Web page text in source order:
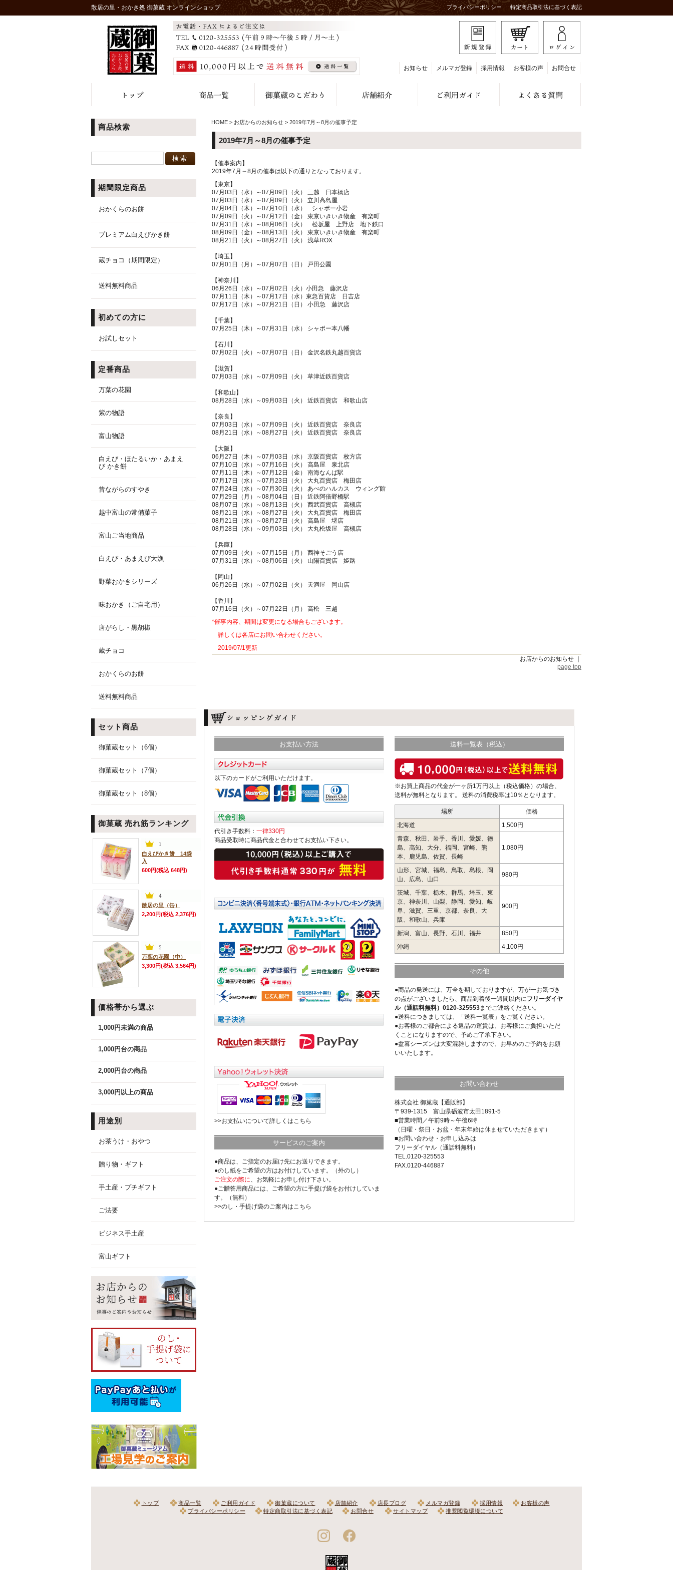
散居の里・おかき処 御菓蔵 オンラインショップ プライバシーポリシー ｜ 特定商品取引法に基づく表記
お知らせ メルマガ登録 採用情報 お客様の声 お問合せ
商品検索
期間限定商品
おかくらのお餅
プレミアム白えびかき餅
蔵チョコ（期間限定）
送料無料商品
初めての方に
お試しセット
定番商品
万葉の花園
紫の物語
富山物語
白えび・ほたるいか・あまえ
び かき餅
昔ながらのすやき
越中富山の常備菓子
富山ご当地商品
白えび・あまえび大漁
野菜おかきシリーズ
味おかき（ご自宅用）
唐がらし・黒胡椒
蔵チョコ
おかくらのお餅
送料無料商品
セット商品
御菓蔵セット（6個）
御菓蔵セット（7個）
御菓蔵セット（8個）
御菓蔵 売れ筋ランキング
白えびかき餅 14袋
入
600円(税込 648円)
散居の里（缶）
2,200円(税込 2,376円)
万葉の花園（中）
3,300円(税込 3,564円)
価格帯から選ぶ
1,000円未満の商品
1,000円台の商品
2,000円台の商品
3,000円以上の商品
用途別
お茶うけ・おやつ
贈り物・ギフト
手土産・プチギフト
ご法要
ビジネス手土産
富山ギフト
HOME > お店からのお知らせ > 2019年7月～8月の催事予定
2019年7月～8月の催事予定
【催事案内】
2019年7月～8月の催事は以下の通りとなっております。
【東京】
07月03日（水）～07月09日（火） 三越 日本橋店
07月03日（水）～07月09日（火） 立川高島屋
07月04日（木）～07月10日（水） シャポー小岩
07月09日（火）～07月12日（金） 東京いきいき物産 有楽町
07月31日（水）～08月06日（火） 松坂屋 上野店 地下鉄口
08月09日（金）～08月13日（火） 東京いきいき物産 有楽町
08月21日（火）～08月27日（火） 浅草ROX
【埼玉】
07月01日（月）～07月07日（日） 戸田公園
【神奈川】
06月26日（水）～07月02日（火）小田急 藤沢店
07月11日（木）～07月17日（水）東急百貨店 日吉店
07月17日（水）～07月21日（日） 小田急 藤沢店
【千葉】
07月25日（木）～07月31日（水） シャポー本八幡
【石川】
07月02日（火）～07月07日（日） 金沢名鉄丸越百貨店
【滋賀】
07月03日（水）～07月09日（火） 草津近鉄百貨店
【和歌山】
08月28日（水）～09月03日（火） 近鉄百貨店 和歌山店
【奈良】
07月03日（水）～07月09日（火） 近鉄百貨店 奈良店
08月21日（水）～08月27日（火） 近鉄百貨店 奈良店
【大阪】
06月27日（木）～07月03日（水） 京阪百貨店 枚方店
07月10日（水）～07月16日（火） 高島屋 泉北店
07月11日（木）～07月12日（金） 南海なんば駅
07月17日（水）～07月23日（火） 大丸百貨店 梅田店
07月24日（水）～07月30日（火） あべのハルカス ウィング館
07月29日（月）～08月04日（日） 近鉄阿倍野橋駅
08月07日（水）～08月13日（火） 西武百貨店 高槻店
08月21日（水）～08月27日（火） 大丸百貨店 梅田店
08月21日（水）～08月27日（火） 高島屋 堺店
08月28日（水）～09月03日（火） 大丸松坂屋 高槻店
【兵庫】
07月09日（火）～07月15日（月） 西神そごう店
07月31日（水）～08月06日（火） 山陽百貨店 姫路
【岡山】
06月26日（水）～07月02日（火） 天満屋 岡山店
【香川】
07月16日（火）～07月22日（月） 高松 三越
*催事内容、期間は変更になる場合もございます。
詳しくは各店にお問い合わせください。
2019/07/1更新
お店からのお知らせ
page top
お支払い方法
以下のカードがご利用いただけます。
代引き手数料： 一律330円
商品受取時に商品代金と合わせてお支払い下さい。
>>お支払いについて詳しくはこちら
サービスのご案内
●商品は、ご指定のお届け先にお送りできます。
●のし紙をご希望の方はお付けしています。（外のし）
ご注文の際に、お気軽にお申し付け下さい。
●ご贈答用商品には、ご希望の方に手提げ袋をお付けしていま
す。（無料）
>>のし・手提げ袋のご案内はこちら
送料一覧表（税込）
※お買上商品の代金が一ヶ所1万円以上（税込価格）の場合、
送料が無料となります。 送料の消費税率は10％となります。
場所
価格
北海道
1,500円
青森、秋田、岩手、香川、愛媛、徳
島、高知、大分、福岡、宮崎、熊
本、鹿児島、佐賀、長崎
1,080円
山形、宮城、福島、鳥取、島根、岡
山、広島、山口
980円
茨城、千葉、栃木、群馬、埼玉、東
京、神奈川、山梨、静岡、愛知、岐
阜、滋賀、三重、京都、奈良、大
阪、和歌山、兵庫
900円
新潟、富山、長野、石川、福井
850円
沖縄
4,100円
その他
●商品の発送には、万全を期しておりますが、万が一お気づき
の点がございましたら、商品到着後一週間以内にフリーダイヤ
ル（通話料無料）0120-325553までご連絡ください。
●送料につきましては、「送料一覧表」をご覧ください。
●お客様のご都合による返品の運賃は、お客様にご負担いただ
くことになりますので、予めご了承下さい。
●盆暮シーズンは大変混雑しますので、お早めのご予約をお願
いいたします。
お問い合わせ
株式会社 御菓蔵【通販部】
〒939-1315 富山県砺波市太田1891-5
■営業時間／午前9時～午後6時
（日曜・祭日・お盆・年末年始は休ませていただきます）
■お問い合わせ・お申し込みは
フリーダイヤル（通話料無料）
TEL.0120-325553
FAX.0120-446887
トップ 商品一覧 ご利用ガイド 御菓蔵について 店舗紹介 店長ブログ メルマガ登録 採用情報
お客様の声
プライバシーポリシー
特定商取引法に基づく表記 お問合せ サイトマップ 推奨閲覧環境について